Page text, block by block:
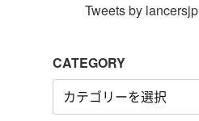
Tweets by lancersjp
CATEGORY
CATEGORY